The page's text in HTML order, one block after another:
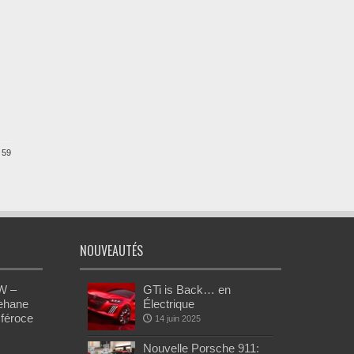
59
–
NOUVEAUTÉS
GTi is Back… en
Électrique
14 juin 2025
Nouvelle Porsche 911: